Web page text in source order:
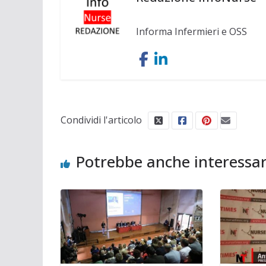
Informa Infermieri e OSS
Condividi l'articolo
Potrebbe anche